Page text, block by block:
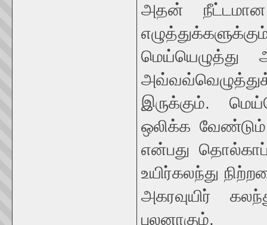
அதன்
மெய்யெழுத்து
இருக்கும்.
ஒலிக்க
என்பது
உயிர்கலந்து
அகரவுயிர்
புலனாகும்.